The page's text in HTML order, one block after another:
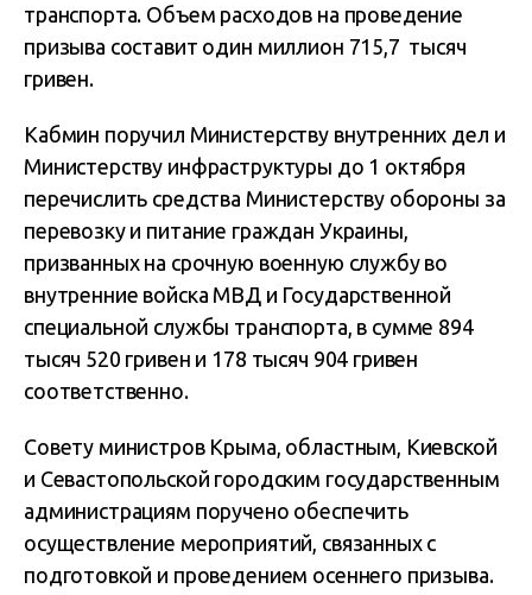
транспорта. Объем расходов на проведение
призыва составит один миллион 715,7 тысяч
гривен.
Кабмин поручил Министерству внутренних дел и
Министерству инфраструктуры до 1 октября
перечислить средства Министерству обороны за
перевозку и питание граждан Украины,
призванных на срочную военную службу во
внутренние войска МВД и Государственной
специальной службы транспорта, в сумме 894
тысяч 520 гривен и 178 тысяч 904 гривен
соответственно.
Совету министров Крыма, областным, Киевской
и Севастопольской городским государственным
администрациям поручено обеспечить
осуществление мероприятий, связанных с
подготовкой и проведением осеннего призыва.